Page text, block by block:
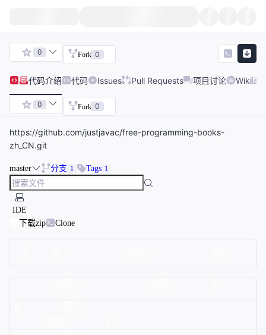
0 Fork 0
代码介绍 代码 Issues Pull Requests 项目讨论 Wiki
0 Fork 0
https://github.com/justjavac/free-programming-books-
zh_CN.git
master 分支 1 Tags 1
IDE
下载zip
Clone